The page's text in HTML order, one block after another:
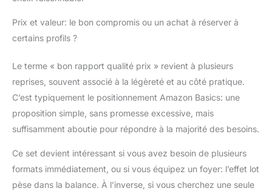
Prix et valeur: le bon compromis ou un achat à réserver à
certains profils ?
Le terme « bon rapport qualité prix » revient à plusieurs
reprises, souvent associé à la légèreté et au côté pratique.
C’est typiquement le positionnement Amazon Basics: une
proposition simple, sans promesse excessive, mais
suffisamment aboutie pour répondre à la majorité des besoins.
Ce set devient intéressant si vous avez besoin de plusieurs
formats immédiatement, ou si vous équipez un foyer: l’effet lot
pèse dans la balance. À l’inverse, si vous cherchez une seule